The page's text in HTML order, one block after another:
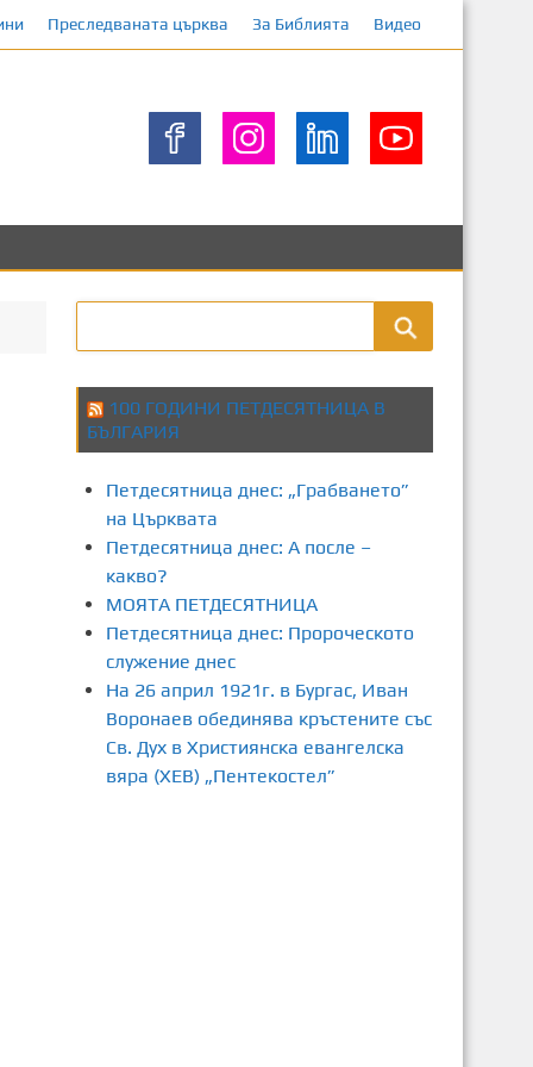
Преследваната църква За Библията Видео
100 ГОДИНИ ПЕТДЕСЯТНИЦА В
БЪЛГАРИЯ
Петдесятница днес: „Грабването”
на Църквата
Петдесятница днес: А после –
какво?
МОЯТА ПЕТДЕСЯТНИЦА
Петдесятница днес: Пророческото
служение днес
На 26 април 1921г. в Бургас, Иван
Воронаев обединява кръстените със
Св. Дух в Християнска евангелска
вяра (ХЕВ) „Пентекостел”